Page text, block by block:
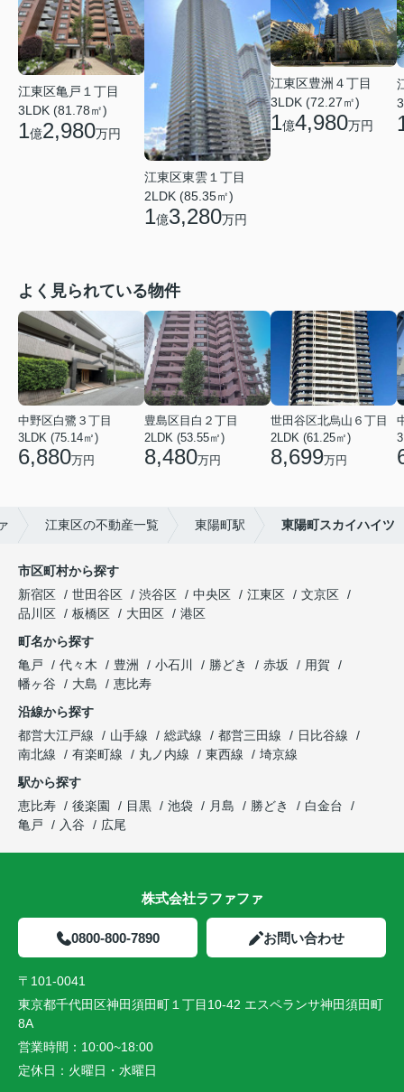
江東区亀戸１丁目
3LDK (81.78㎡)
1億2,980万円
江東区東雲１丁目
2LDK (85.35㎡)
1億3,280万円
江東区豊洲４丁目
3LDK (72.27㎡)
1億4,980万円
よく見られている物件
中野区白鷺３丁目
3LDK (75.14㎡)
6,880万円
豊島区目白２丁目
2LDK (53.55㎡)
8,480万円
世田谷区北烏山６丁目
2LDK (61.25㎡)
8,699万円
江東区の不動産一覧 東陽町駅 東陽町スカイハイツ
市区町村から探す
新宿区
世田谷区 渋谷区 中央区 江東区
文京区
品川区
板橋区 大田区
港区
町名から探す
亀戸
代々木 豊洲 小石川 勝どき 赤坂
用賀
幡ヶ谷
大島
恵比寿
沿線から探す
都営大江戸線
山手線 総武線 都営三田線
日比谷線
南北線
有楽町線 丸ノ内線 東西線
埼京線
駅から探す
恵比寿
後楽園 目黒 池袋 月島 勝どき
白金台
亀戸
入谷 広尾
株式会社ラファファ
0800-800-7890 お問い合わせ
〒101-0041
東京都千代田区神田須田町１丁目10-42 エスペランサ神田須田町
8A
営業時間： 10:00~18:00
定休日： 火曜日・水曜日